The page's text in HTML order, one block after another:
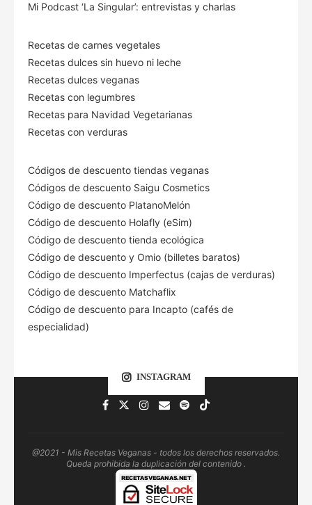
Mi Podcast ‘La Singular’: entrevistas y charlas
Recetas de carnes vegetales
Recetas dulces sin huevo ni leche
Recetas dulces veganas
Recetas con legumbres
Recetas para Navidad Vegetarianas
Recetas con verduras
Códigos de descuento tiendas veganas
Códigos de descuento Saigu Cosmetics
Código de descuento PlatanoMelón
Código de descuento Holafly (eSim)
Código de descuento tienda ecológica
Código de descuento y Omio (billetes baratos)
Código de descuento Imperfectus (cajas de verduras)
Código de descuento Matchaflix
Código de descuento para Incapto (cafés de
especialidad)
INSTAGRAM
@2021 - Mis Recetas Veganas - todos los derechos reservados.
Queda prohibida la duplicación del contenido .